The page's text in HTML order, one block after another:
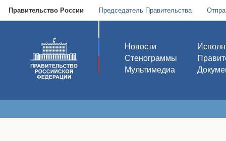
Правительство России Председатель Правительства
Новости
Стенограммы
Мультимедиа